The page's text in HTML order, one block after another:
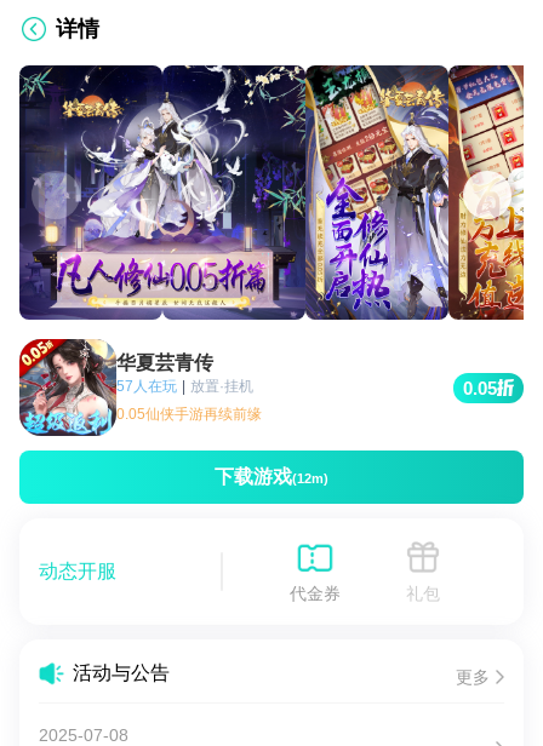
详情
华夏芸青传
57人在玩 | 放置·挂机
0.05仙侠手游再续前缘
0.05
下载游戏(12m)
动态开服
代金券 礼包
活动与公告 更多
2025-07-08